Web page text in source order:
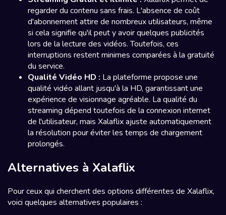
regarder du contenu sans frais. L'absence de coût
d'abonnement attire de nombreux utilisateurs, même
si cela signifie qu'il peut y avoir quelques publicités
lors de la lecture des vidéos. Toutefois, ces
interruptions restent minimes comparées à la gratuité
du service.
Qualité Vidéo HD : La plateforme propose une
qualité vidéo allant jusqu'à la HD, garantissant une
expérience de visionnage agréable. La qualité du
streaming dépend toutefois de la connexion internet
de l'utilisateur, mais Xalaflix ajuste automatiquement
la résolution pour éviter les temps de chargement
prolongés.
Alternatives à Xalaflix
Pour ceux qui cherchent des options différentes de Xalaflix,
voici quelques alternatives populaires :